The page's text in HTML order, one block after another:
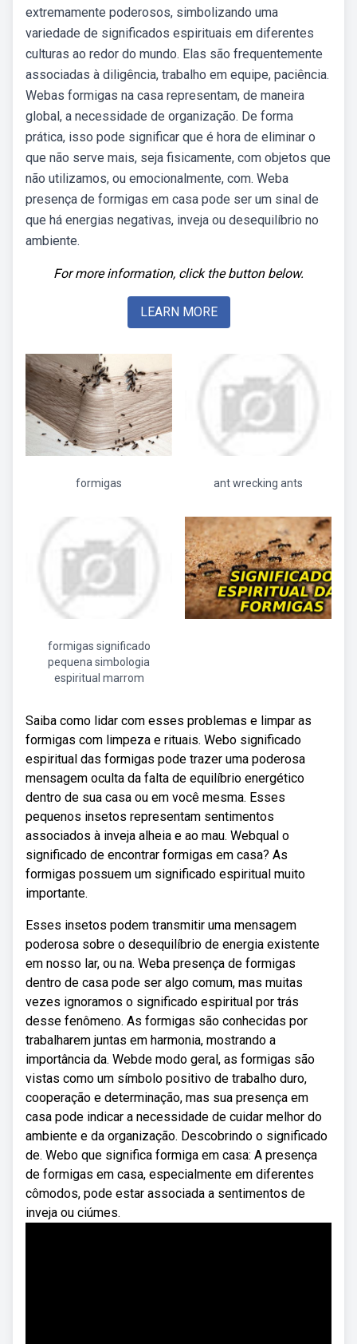
extremamente poderosos, simbolizando uma
variedade de significados espirituais em diferentes
culturas ao redor do mundo. Elas são frequentemente
associadas à diligência, trabalho em equipe, paciência.
Webas formigas na casa representam, de maneira
global, a necessidade de organização. De forma
prática, isso pode significar que é hora de eliminar o
que não serve mais, seja fisicamente, com objetos que
não utilizamos, ou emocionalmente, com. Weba
presença de formigas em casa pode ser um sinal de
que há energias negativas, inveja ou desequilíbrio no
ambiente.
For more information, click the button below.
LEARN MORE
formigas ant wrecking ants
formigas significado
pequena simbologia
espiritual marrom
Saiba como lidar com esses problemas e limpar as
formigas com limpeza e rituais. Webo significado
espiritual das formigas pode trazer uma poderosa
mensagem oculta da falta de equilíbrio energético
dentro de sua casa ou em você mesma. Esses
pequenos insetos representam sentimentos
associados à inveja alheia e ao mau. Webqual o
significado de encontrar formigas em casa? As
formigas possuem um significado espiritual muito
importante.
Esses insetos podem transmitir uma mensagem
poderosa sobre o desequilíbrio de energia existente
em nosso lar, ou na. Weba presença de formigas
dentro de casa pode ser algo comum, mas muitas
vezes ignoramos o significado espiritual por trás
desse fenômeno. As formigas são conhecidas por
trabalharem juntas em harmonia, mostrando a
importância da. Webde modo geral, as formigas são
vistas como um símbolo positivo de trabalho duro,
cooperação e determinação, mas sua presença em
casa pode indicar a necessidade de cuidar melhor do
ambiente e da organização. Descobrindo o significado
de. Webo que significa formiga em casa: A presença
de formigas em casa, especialmente em diferentes
cômodos, pode estar associada a sentimentos de
inveja ou ciúmes.